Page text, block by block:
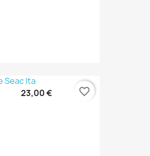
23,00 € favorite_border